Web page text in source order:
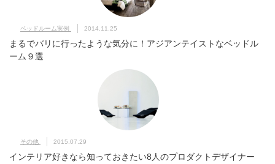
ベッドルーム実例 2014.11.25
まるでバリに行ったような気分に！アジアンテイストなベッドル
ーム９選
その他 2015.07.29
インテリア好きなら知っておきたい8人のプロダクトデザイナー